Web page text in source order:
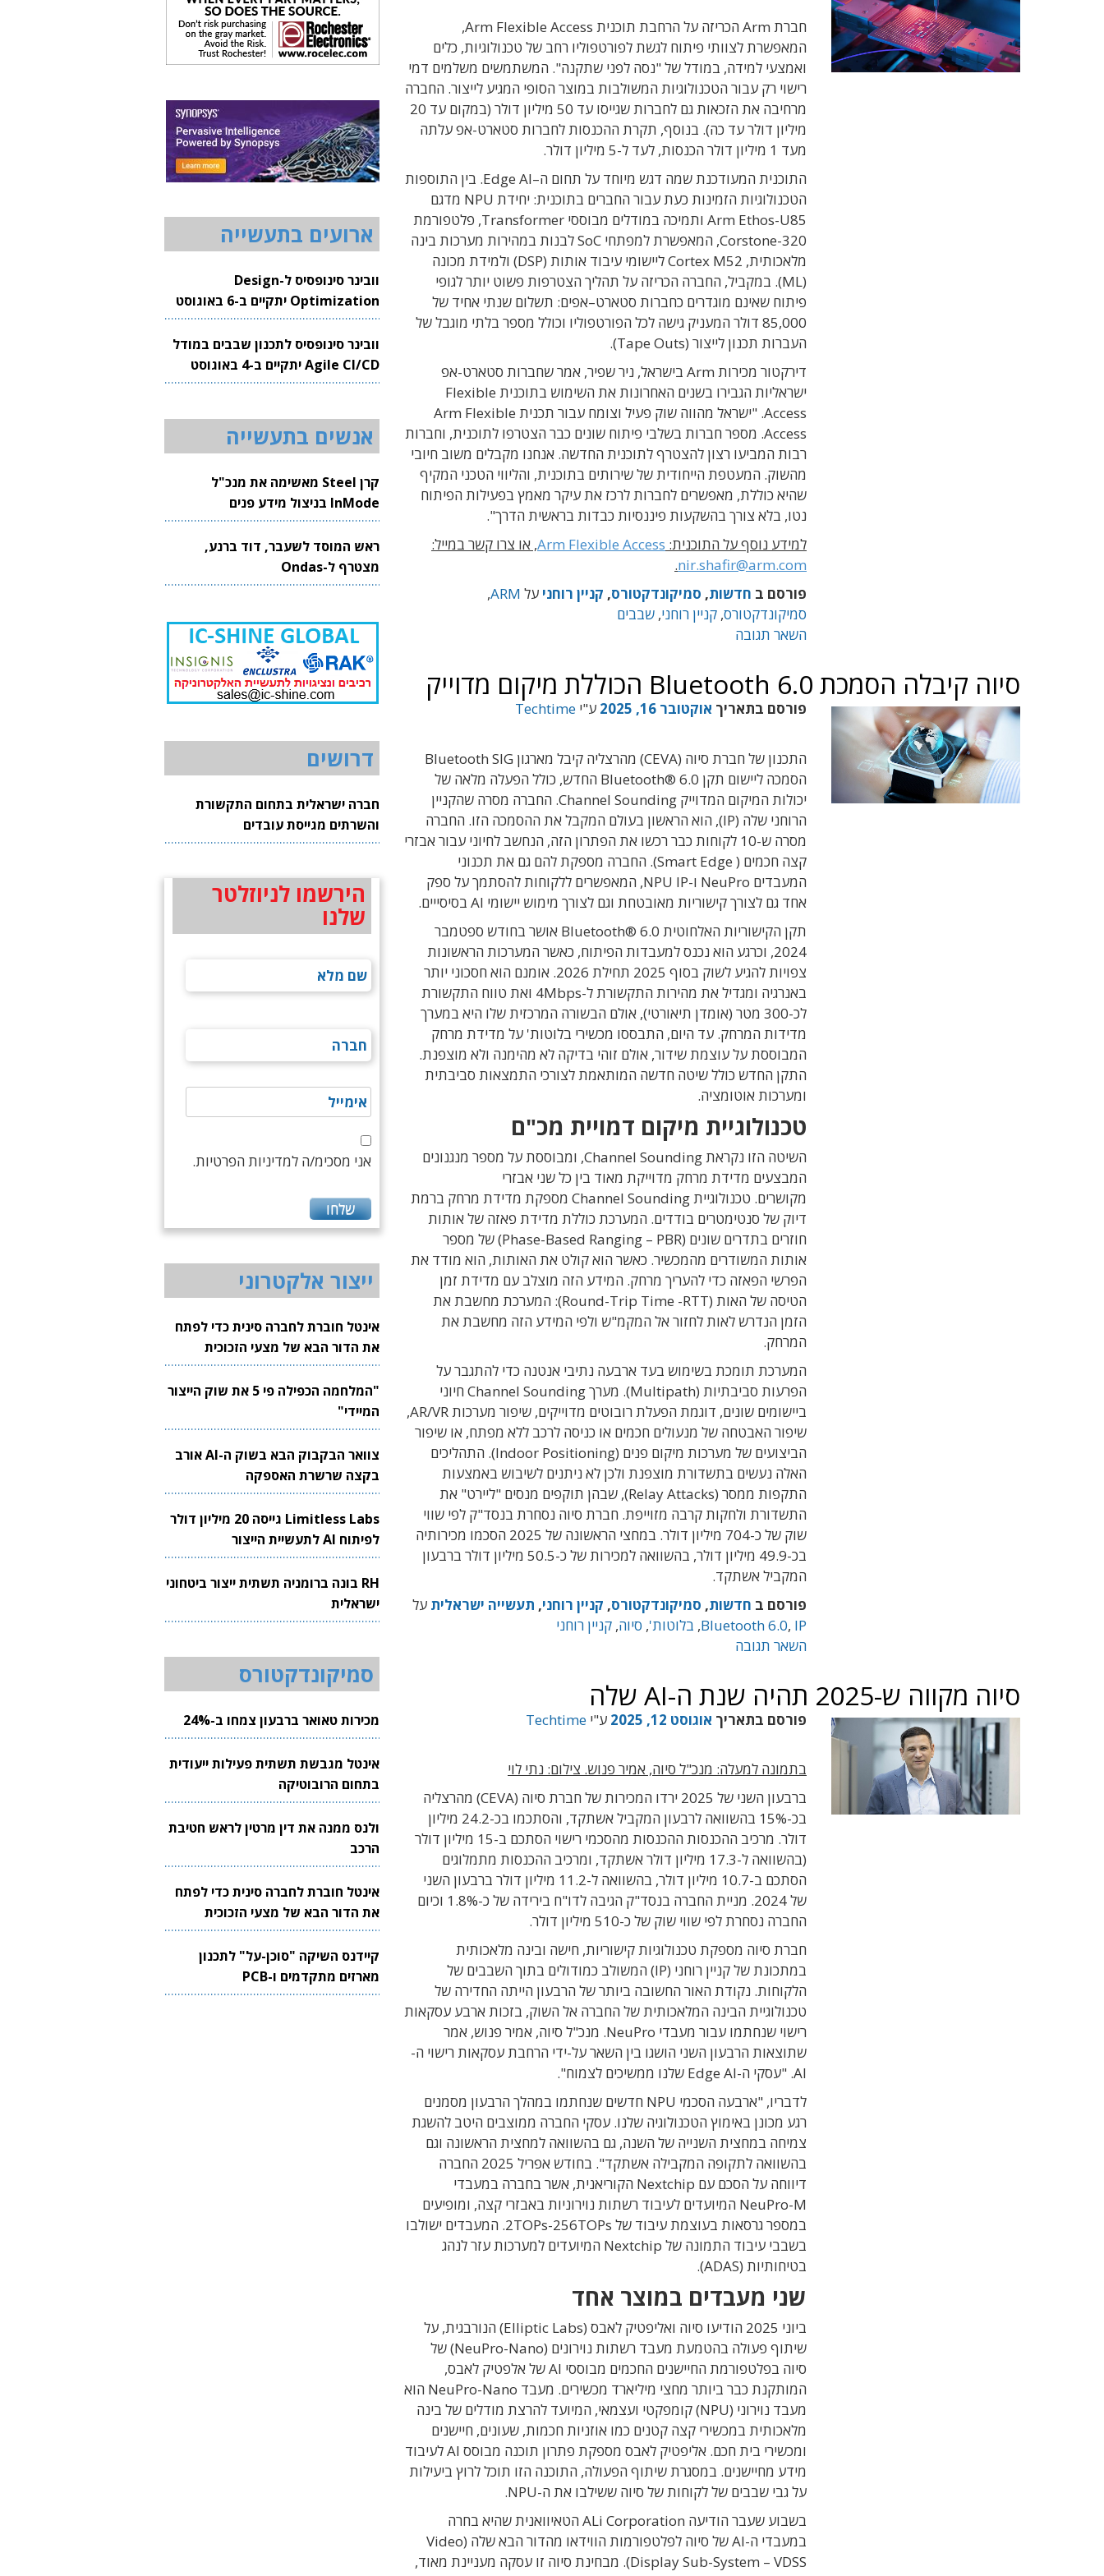
חברת Arm הכריזה על הרחבת תוכנית Arm Flexible Access
,
המאפשרת לצוותי פיתוח לגשת לפורטפוליו רחב של טכנולוגיות, כלים
ואמצעי למידה, במודל של "נסה לפני שתקנה". המשתמשים משלמים דמי
רישוי רק עבור הטכנולוגיות המשולבות במוצר הסופי המגיע לייצור. החברה
מרחיבה את הזכאות גם לחברות שגייסו עד 50 מיליון דולר (במקום עד 20
מיליון דולר עד כה). בנוסף, תקרת ההכנסות לחברות סטארט-אפ עלתה
מעד 1 מיליון דולר הכנסות, לעד ל-5 מיליון דולר.
התוכנית המעודכנת שמה דגש מיוחד על תחום ה–
Edge AI. בין התוספות
הטכנולוגיות הזמינות כעת עבור החברים בתוכנית: יחידת NPU מדגם
Arm Ethos-U85 ותמיכה במודלים מבוססי Transformer, פלטפורמת
Corstone-320, המאפשרת למפתחי SoCלבנות במהירות מערכות בינה
מלאכותית, Cortex M52 ליישומי עיבוד אותות (DSP)
ולמידת מכונה
(ML). במקביל, החברה הכריזה על
תהליך הצטרפות פשוט יותר לגופי
פיתוח שאינם מוגדרים כחברות סטארט–אפים: תשלום שנתי אחיד של
85,000 דולר המעניק גישה לכל הפורטפוליו וכולל מספר בלתי מוגבל של
העברות תכנון לייצור (Tape Outs).
דירקטור מכירותArm ב ישראל, ניר שפיר, אמר שחברות סטארט-אפ
ישראליות הגבירו בשנים האחרונות את השימוש בתוכנית Flexible
Access. "ישראל מהווה שוק פעיל וצומח עבור תכנית Arm Flexible
Access. מספר חברות בשלבי פיתוח שונים כבר הצטרפו לתוכנית, וחברות
רבות המביעו רצון להצטרף לתוכנית החדשה. אנחנו מקבלים משוב חיובי
מהשוק. המעטפת הייחודית של שירותים בתוכנית, והליווי הטכני המקיף
שהיא כוללת, מאפשרים לחברות לרכז את עיקר מאמץ בפעילות הפיתוח
נטו, בלא צורך בהשקעות פיננסיות כבדות בראשית הדרך".
למידע נוסף על התוכנית: Arm Flexible Access
, או צרו קשר במייל:
nir.shafir@arm.com
.
פורסם ב חדשות, סמיקונדקטורס, קניין רוחני על ARM
,
סמיקונדקטורס, קניין רוחני, שבבים
השאר תגובה
סיוה קיבלה הסמכת Bluetooth 6.0 הכוללת מיקום מדוייק
פורסם בתאריך אוקטובר 16, 2025 ע"י Techtime
התכנון של חברת סיוה (CEVA) מהרצליה קיבל מארגון Bluetooth SIG
הסמכה ליישום תקן Bluetooth® 6.0 החדש, כולל הפעלה מלאה של
יכולות המיקום המדוייק Channel Sounding. החברה מסרה שהקניין
הרוחני שלה (IP), הוא הראשון בעולם המקבל את ההסמכה הזו. החברה
מסרה ש-10 לקוחות כבר רכשו את הפתרון הזה, הנחשב לחיוני עבור אבזרי
קצה חכמים ( Smart Edge). החברה מספקת להם גם את תכנוני
המעבדים NeuPro ו-NPU IP, המאפשרים ללקוחות להסתמך על ספק
אחד גם לצורך קישוריות מאובטחת וגם לצורך מימוש יישומי AI בסיסייים.
תקן הקישוריות האלחוטית Bluetooth® 6.0 אושר בחודש ספטמבר
2024, וכרגע הוא נכנס למעבדות הפיתוח, כאשר המערכות הראשונות
צפויות להגיע לשוק בסוף 2025 תחילת 2026. אומנם הוא חסכוני יותר
באנרגיה ומגדיל את מהירות התקשורת ל-4Mbps ואת טווח התקשורת
לכ-300 מטר (אומדן תיאורטי), אולם הבשורה המרכזית שלו היא במערך
מדידות המרחק. עד היום, התבססו מכשירי בלוטות' על מדידת מרחק
המבוססת על עוצמת שידור, אולם זוהי בדיקה לא מהימנה ולא מוצפנת.
התקן החדש כולל שיטה חדשה המותאמת לצורכי התמצאות סביבתית
ומערכות אוטומציה.
טכנולוגיית מיקום דמויית מכ"ם
השיטה הזו נקראת Channel Sounding, ומבוססת על מספר מנגנונים
המבצעים מדידת מרחק מדוייקת מאוד בין כל שני אבזרי
מקושרים. טכנולוגיית Channel Sounding מספקת מדידת מרחק ברמת
דיוק של סנטימטרים בודדים. המערכת כוללת מדידת פאזה של אותות
חוזרים בתדרים שונים (Phase-Based Ranging – PBR) של מספר
אותות המשודרים מהמכשיר. כאשר הוא קולט את האותות, הוא מודד את
הפרשי הפאזה כדי להעריך מרחק. המידע הזה מוצלב עם מדידת זמן
הטיסה של האות (Round-Trip Time -RTT): המערכת מחשבת את
הזמן הנדרש לאות לחזור אל המקמ"ש ולפי המידע הזה מחשבת את
המרחק.
המערכת תומכת בשימוש בעד ארבעה נתיבי אנטנה כדי להתגבר על
הפרעות סביבתיות (Multipath). מערך Channel Sounding
חיוני
ביישומים שונים, דוגמת הפעלת רובוטים מדוייקים, שיפור מערכות AR/VR,
שיפור האבטחה של מנעולים חכמים או כניסה לרכב ללא מפתח, או שיפור
הביצועים של מערכות מיקום פנים (Indoor Positioning). התהליכים
האלה נעשים בתשדורת מוצפנת ולכן לא ניתנים לשיבוש באמצעות
התקפות ממסר (Relay Attacks), שבהן תוקפים מנסים "ליירט" את
התשדורת ולחקות קרבה מזוייפת. חברת סיוה נסחרת בנסד"ק לפי שווי
שוק של כ-704 מיליון דולר. במחצי הראשונה של 2025 הסכמו מכירותיה
בכ-49.9 מיליון דולר, בהשוואה למכירות של כ-50.5 מיליון דולר ברבעון
המקביל אשתקד.
פורסם ב חדשות, סמיקונדקטורס, קניין רוחני, תעשייה ישראלית על
Bluetooth 6.0, IP
, בלוטות', סיוה, קניין רוחני
השאר תגובה
סיוה מקווה ש-2025 תהיה שנת ה-AI שלה
פורסם בתאריך אוגוסט 12, 2025 ע"י Techtime
בתמונה למעלה: מנכ"ל סיוה, אמיר פנוש. צילום: נתי לוי
ברבעון השני של 2025 ירדו המכירות של חברת סיוה (CEVA) מהרצליה
בכ-15% בהשוואה לרבעון המקביל אשתקד, והסתכמו בכ-24.2 מיליון
דולר. מרכיב ההכנסות ההכנסות מהסכמי רישוי הסתכם ב-15
מיליון דולר
(בהשוואה ל-17.3 מיליון דולר אשתקד, ומרכיב ההכנסות מתמלוגים
הסתכם ב-10.7 מיליון דולר, בהשוואה ל-11.2
מיליון דולר ברבעון השני
של
2024. מניית החברה בנסד"ק הגיבה לדו"ח בירידה של כ-1.8% וכיום
החברה נסחרת לפי שווי שוק של כ-510 מיליון דולר.
חברת סיוה מספקת טכנולוגיות קישוריות, חישה ובינה מלאכותית
במתכונת של קניין רוחני (IP) המשולב כמודולים בתוך השבבים של
הלקוחות. נקודת האור החשובה ביותר של הרבעון הייתה החדירה של
טכנולוגיית הבינה המלאכותית של החברה אל השוק, בזכות ארבע עסקאות
רישוי שנחתמו עבור מעבדי NeuPro. מנכ"ל סיוה, אמיר פנוש, אמר
שתוצאות הרבעון השני הושגו בין השאר על-ידי הרחבת עסקאות רישוי ה-
AI
. "עסקי ה-Edge AI
שלנו ממשיכים לצמוח".
לדבריו, "ארבעה הסכמי NPU חדשים שנחתמו במהלך הרבעון מסמנים
רגע מכונן באימוץ הטכנולוגיה שלנו. עסקי החברה ממוצבים היטב להשגת
צמיחה במחצית השנייה של השנה, גם בהשוואה למחצית הראשונה וגם
בהשוואה לתקופה המקבילה אשתקד".
בחודש אפריל 2025 החברה
דיווחה על הסכם עם Nextchip הקוריאנית, אשר בחברה במעבדי
NeuPro-M המיועדים לעיבוד רשתות נוירוניות באבזרי קצה, ומופיעים
במספר גרסאות בעוצמת עיבוד של 2TOPs-256TOPs. המעבדים ישולבו
בשבבי עיבוד התמונה של Nextchip המיועדים למערכות עזר לנהג
בטיחותיות (ADAS).
שני מעבדים במוצר אחד
ביוני 2025 הודיעו סיוה ואליפטיק לאבס (Elliptic Labs) הנורבגית, על
שיתוף פעולה בהטמעת מעבד רשתות נוירונים (NeuPro-Nano) של
סיוה בפלטפורמת החיישנים החכמים מבוססי AI של אלפטיק לאבס,
המותקנת כבר ביותר מחצי מיליארד מכשירים. מעבד NeuPro-Nano הוא
מעבד נוירוני (NPU) קומפקטי ועצמאי, המיועד להרצת מודלים של בינה
מלאכותית במכשירי קצה קטנים כמו אוזניות חכמות, שעונים, חיישנים
ומכשירי בית חכם. אליפטיק לאבס מספקת פתרון תוכנה מבוסס AI לעיבוד
מידע מחיישנים. במסגרת שיתוף הפעולה, התוכנה הזו תוכל לרוץ ביעילות
על גבי שבבים של לקוחות של סיוה ששילבו את ה-NPU.
בשבוע שעבר הודיעה ALi Corporation הטאיוואנית שהיא בחרה
במעבדי ה-AI
של סיוה לפלטפורמות הווידאו מהדור הבא שלה (Video
Display Sub-System – VDSS) . מבחינת סיוה זו עסקה מעניינת מאוד,
ארועים בתעשייה
וובינר סינופסיס ל-Design
Optimization יתקיים ב-6 באוגוסט
2026
וובינר סינופסיס לתכנון שבבים במודל
Agile CI/CD יתקיים ב-4 באוגוסט
2026
אנשים בתעשייה
קרן Steel מאשימה את מנכ"ל
InMode בניצול מידע פנים
ראש המוסד לשעבר, דוד ברנע,
מצטרף ל-Ondas
דרושים
חברה ישראלית בתחום התקשורת
והשרתים מגייסת עובדים
הירשמו לניוזלטר
שלנו
אני מסכימ/ה למדיניות הפרטיות.
ייצור אלקטרוני
אינטל חוברת לחברה סינית כדי לפתח
את הדור הבא של מצעי הזכוכית
לשבבים
"המלחמה הכפילה פי 5 את שוק הייצור
המיידי"
צוואר הבקבוק הבא בשוק ה-AI אורב
בקצה שרשרת האספקה
Limitless Labs גייסה 20 מיליון דולר
לפיתוח AI לתעשיית הייצור
RH בונה ברומניה תשתית ייצור ביטחוני
ישראלית
סמיקונדקטורס
מכירות טאואר ברבעון צמחו ב-24%
אינטל מגבשת תשתית פעילות ייעודית
בתחום הרובוטיקה
ולנס ממנה את דין מרטין לראש חטיבת
הרכב
אינטל חוברת לחברה סינית כדי לפתח
את הדור הבא של מצעי הזכוכית
לשבבים
קיידנס השיקה "סוכן-על" לתכנון
מארזים מתקדמים ו-PCB